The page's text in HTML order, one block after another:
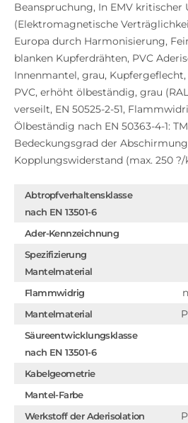
Beanspruchung, In EMV kritischer
(Elektromagnetische
Europa durch Harmonisierung,
blanken Kupferdrähten, PVC
Innenmantel, grau,
PVC, erhöht ölbeständig, grau
verseilt, EN 50525-2-51,
Ölbeständig nach EN 50363-4-1:
Bedeckungsgrad der
Kopplungswiderstand (max. 250
Abtropfverhaltensklasse
nach EN 13501-6
Ader-Kennzeichnung
Spezifizierung
Mantelmaterial
Flammwidrig
Mantelmaterial
Säureentwicklungsklasse
nach EN 13501-6
Kabelgeometrie
Mantel-Farbe
Werkstoff der Aderisolation